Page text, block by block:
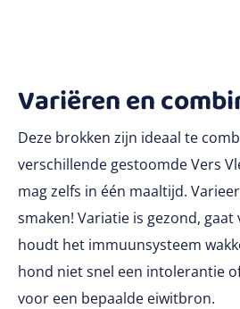
Variëren en
Deze brokken zijn ideaal te
verschillende gestoomde Vers
mag zelfs in één maaltijd.
smaken! Variatie is gezond, gaat
houdt het immuunsysteem
hond niet snel een intolerantie
voor een bepaalde eiwitbron.